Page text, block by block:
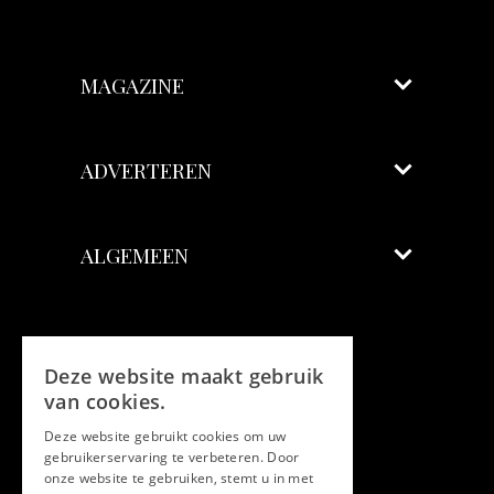
MAGAZINE
ADVERTEREN
ALGEMEEN
Facebook
Twitter
Deze website maakt gebruik
van cookies.
Deze website gebruikt cookies om uw
gebruikerservaring te verbeteren. Door
onze website te gebruiken, stemt u in met